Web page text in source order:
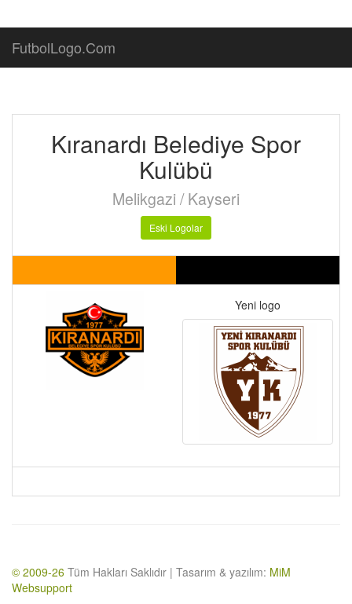
FutbolLogo.Com
Kıranardı Belediye Spor
Kulübü
Melikgazi / Kayseri
Eski Logolar
Yeni logo
© 2009-26 Tüm Hakları Saklıdır | Tasarım & yazılım: MiM
Websupport